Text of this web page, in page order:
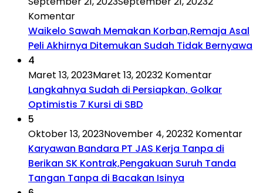
Komentar
Waikelo Sawah Memakan Korban,Remaja Asal
Peli Akhirnya Ditemukan Sudah Tidak Bernyawa
4
Maret 13, 2023Maret 13, 20232 Komentar
Langkahnya Sudah di Persiapkan, Golkar
Optimistis 7 Kursi di SBD
5
Oktober 13, 2023November 4, 20232 Komentar
Karyawan Bandara PT JAS Kerja Tanpa di
Berikan SK Kontrak,Pengakuan Suruh Tanda
Tangan Tanpa di Bacakan Isinya